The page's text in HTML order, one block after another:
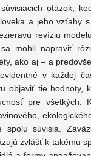
otázok,
a jeho vzťahy
revíziu
mohli napraviť
ako aj – a
v každej
objaviť tie hodnoty,
pre všetkých.
spolu súvisia.
zvlášť k takému